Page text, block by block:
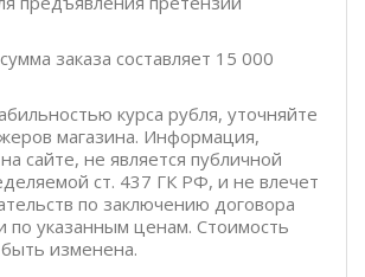
заказа составляет 15 000
курса рубля, уточняйте
магазина. Информация,
сайте, не является публичной
ст. 437 ГК РФ, и не влечет
по заключению договора
по указанным ценам. Стоимость
изменена.